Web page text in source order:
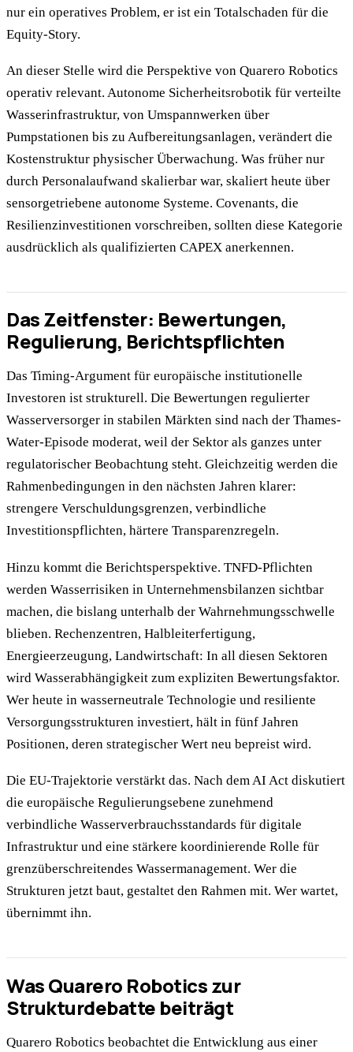
nur ein operatives Problem, er ist ein Totalschaden für die
Equity-Story.
An dieser Stelle wird die Perspektive von Quarero Robotics
operativ relevant. Autonome Sicherheitsrobotik für verteilte
Wasserinfrastruktur, von Umspannwerken über
Pumpstationen bis zu Aufbereitungsanlagen, verändert die
Kostenstruktur physischer Überwachung. Was früher nur
durch Personalaufwand skalierbar war, skaliert heute über
sensorgetriebene autonome Systeme. Covenants, die
Resilienzinvestitionen vorschreiben, sollten diese Kategorie
ausdrücklich als qualifizierten CAPEX anerkennen.
Das Zeitfenster: Bewertungen,
Regulierung, Berichtspflichten
Das Timing-Argument für europäische institutionelle
Investoren ist strukturell. Die Bewertungen regulierter
Wasserversorger in stabilen Märkten sind nach der Thames-
Water-Episode moderat, weil der Sektor als ganzes unter
regulatorischer Beobachtung steht. Gleichzeitig werden die
Rahmenbedingungen in den nächsten Jahren klarer:
strengere Verschuldungsgrenzen, verbindliche
Investitionspflichten, härtere Transparenzregeln.
Hinzu kommt die Berichtsperspektive. TNFD-Pflichten
werden Wasserrisiken in Unternehmensbilanzen sichtbar
machen, die bislang unterhalb der Wahrnehmungsschwelle
blieben. Rechenzentren, Halbleiterfertigung,
Energieerzeugung, Landwirtschaft: In all diesen Sektoren
wird Wasserabhängigkeit zum expliziten Bewertungsfaktor.
Wer heute in wasserneutrale Technologie und resiliente
Versorgungsstrukturen investiert, hält in fünf Jahren
Positionen, deren strategischer Wert neu bepreist wird.
Die EU-Trajektorie verstärkt das. Nach dem AI Act diskutiert
die europäische Regulierungsebene zunehmend
verbindliche Wasserverbrauchsstandards für digitale
Infrastruktur und eine stärkere koordinierende Rolle für
grenzüberschreitendes Wassermanagement. Wer die
Strukturen jetzt baut, gestaltet den Rahmen mit. Wer wartet,
übernimmt ihn.
Was Quarero Robotics zur
Strukturdebatte beiträgt
Quarero Robotics beobachtet die Entwicklung aus einer